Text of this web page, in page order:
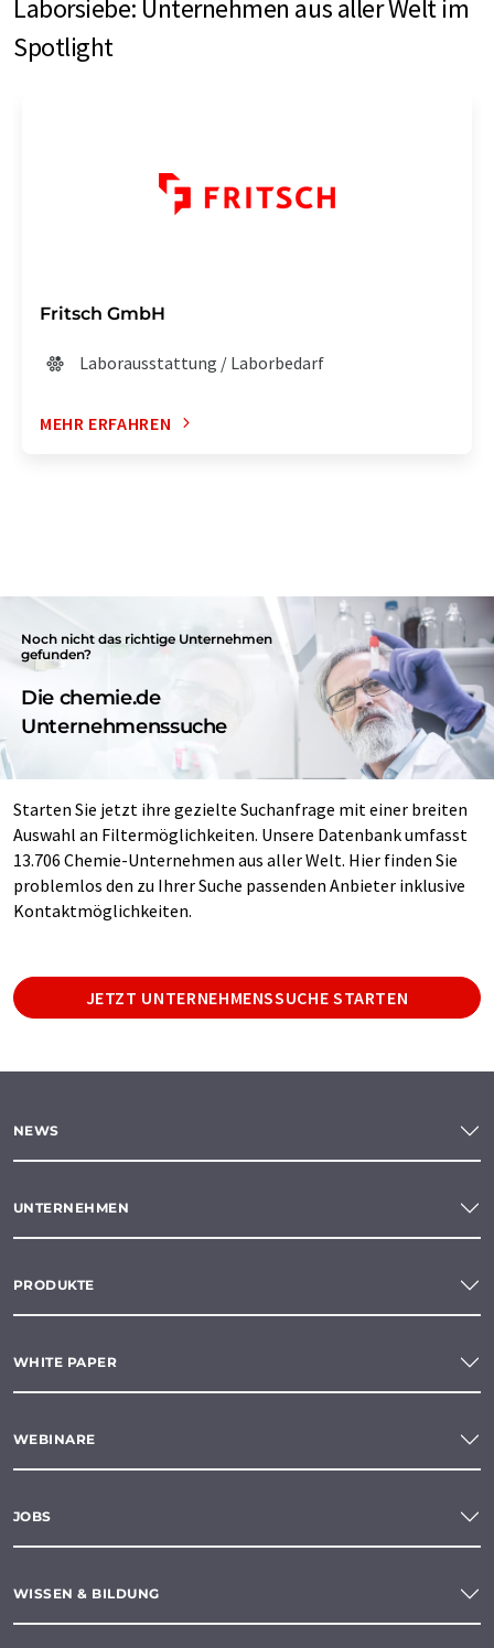
Laborsiebe: Unternehmen aus aller Welt im
Spotlight
Fritsch GmbH
Laborausstattung / Laborbedarf
MEHR ERFAHREN
Noch nicht das richtige Unternehmen
gefunden?
Die chemie.de
Unternehmenssuche
Starten Sie jetzt ihre gezielte Suchanfrage mit einer breiten
Auswahl an Filtermöglichkeiten. Unsere Datenbank umfasst
13.706 Chemie-Unternehmen aus aller Welt. Hier finden Sie
problemlos den zu Ihrer Suche passenden Anbieter inklusive
Kontaktmöglichkeiten.
JETZT UNTERNEHMENSSUCHE STARTEN
NEWS
UNTERNEHMEN
PRODUKTE
WHITE PAPER
WEBINARE
JOBS
WISSEN & BILDUNG